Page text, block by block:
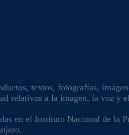
textos, fotografías,
relativos a la imagen, la voz y
en el Instituto Nacional de la